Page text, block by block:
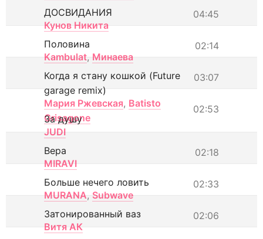
04:45
ДОСВИДАНИЯ
Кунов Никита
02:14
Половина
Kambulat, Минаева
03:07
Когда я стану кошкой (Future
garage remix)
Мария Ржевская, Batisto
Grisagone
02:53
За душу
JUDI
02:18
Вера
MIRAVI
02:33
Больше нечего ловить
MURANA, Subwave
02:06
Затонированный ваз
Витя АК